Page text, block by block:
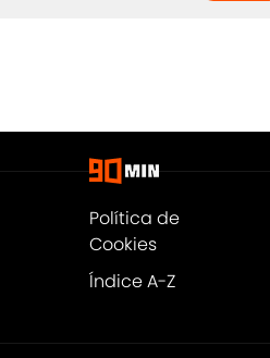
Política de
Cookies
Índice A-Z